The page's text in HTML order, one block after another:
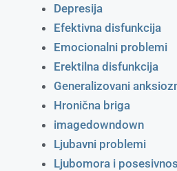
Depresija
Efektivna disfunkcija
Emocionalni problemi
Erektilna disfunkcija
Generalizovani
Hronična briga
imagedowndown
Ljubavni problemi
Ljubomora i